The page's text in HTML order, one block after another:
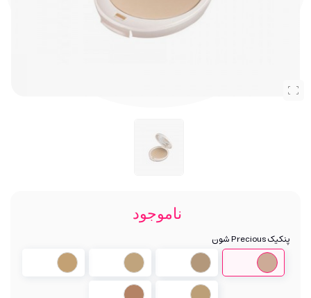
ناموجود
پنکیک Precious شون
P01
P02
P03
P04
P05
P06